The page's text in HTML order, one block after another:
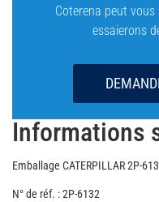
Coterena peut
essaierons
Informations
Emballage CATERPILLAR 2P-
N° de réf. : 2P-6132